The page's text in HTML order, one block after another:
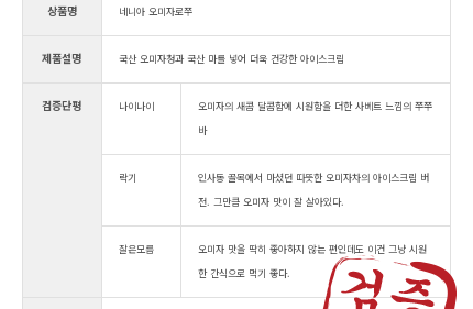
상품명 네니아 오미자로쭈
제품설명 국산 오미자청과 국산 마를 넣어 더욱 건강한 아이스크림
검증단평 나이나이
오미자의 새콤 달콤함에 시원함을 더한 사베트 느낌의 쭈쭈
바
락기
인사동 골목에서 마셨던 따뜻한 오미자차의 아이스크림 버
전. 그만큼 오미자 맛이 잘 살아있다.
잘은모름
오미자 맛을 딱히 좋아하지 않는 편인데도 이건 그냥 시원
한 간식으로 먹기 좋다.